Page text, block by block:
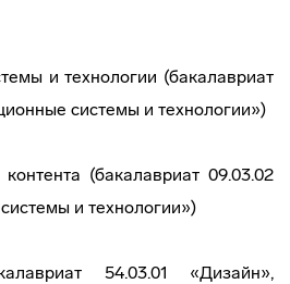
и технологии (бакалавриат
системы и технологии»)
(бакалавриат 09.03.02
и технологии»)
54.03.01 «Дизайн»,